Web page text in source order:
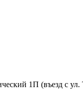
1П (въезд с